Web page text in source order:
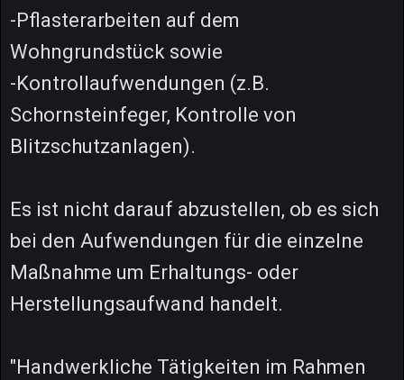
-Pflasterarbeiten auf dem
Wohngrundstück sowie
-Kontrollaufwendungen (z.B.
Schornsteinfeger, Kontrolle von
Blitzschutzanlagen).
Es ist nicht darauf abzustellen, ob es sich
bei den Aufwendungen für die einzelne
Maßnahme um Erhaltungs- oder
Herstellungsaufwand handelt.
"Handwerkliche Tätigkeiten im Rahmen